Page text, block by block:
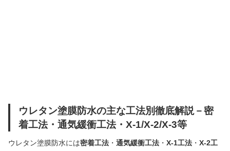
ウレタン塗膜防水の主な工法別徹底解説－密
着工法・通気緩衝工法・X-1/X-2/X-3等
ウレタン塗膜防水には密着工法 ・ 通気緩衝工法 ・ X-1工法 ・ X-2工